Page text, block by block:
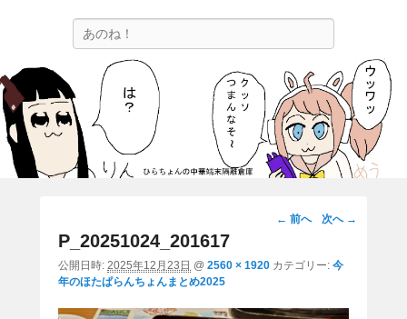
ひらちょんの中華端末隔離倉庫
ほたがページ上部にある検索バーを消してくれたサイトです。
画
← 前へ 次へ →
P_20251024_201617
公開日時: 2025年12月23日 @ 2560 × 1920 カテゴリー: 今
年のほたぱらんちょんまとめ2025